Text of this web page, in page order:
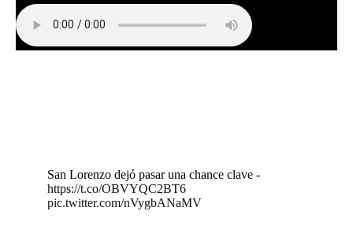
San Lorenzo dejó pasar una chance clave -
https://t.co/OBVYQC2BT6
pic.twitter.com/nVygbANaMV